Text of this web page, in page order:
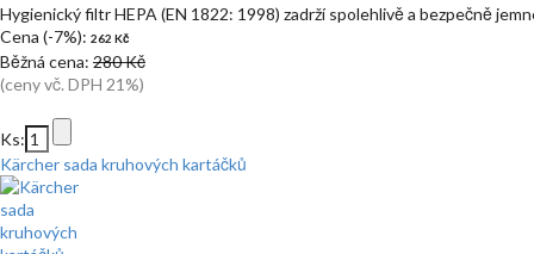
Hygienický filtr HEPA (EN 1822: 1998) zadrží spolehlivě a bezpečně
Cena (-7%): 262 Kč
Běžná cena: 280 Kč
(ceny vč. DPH 21%)
Ks:
Kärcher sada kruhových kartáčků